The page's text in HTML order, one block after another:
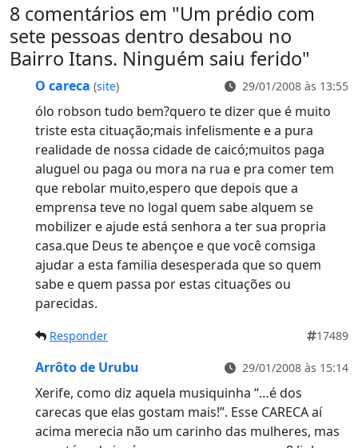
8 comentários em "Um prédio com
sete pessoas dentro desabou no
Bairro Itans. Ninguém saiu ferido"
O careca (site) 29/01/2008 às 13:55
ólo robson tudo bem?quero te dizer que é muito
triste esta cituação;mais infelismente e a pura
realidade de nossa cidade de caicó;muitos paga
aluguel ou paga ou mora na rua e pra comer tem
que rebolar muito,espero que depois que a
emprensa teve no logal quem sabe alquem se
mobilizer e ajude está senhora a ter sua propria
casa.que Deus te abençoe e que você comsiga
ajudar a esta familia desesperada que so quem
sabe e quem passa por estas cituações ou
parecidas.
Responder 17489
Arrôto de Urubu 29/01/2008 às 15:14
Xerife, como diz aquela musiquinha “…é dos
carecas que elas gostam mais!”. Esse CARECA aí
acima merecia não um carinho das mulheres, mas